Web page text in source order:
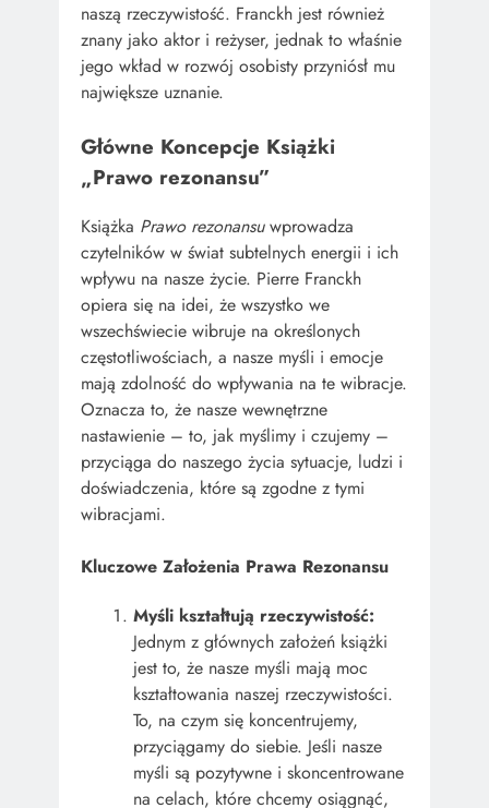
naszą rzeczywistość. Franckh jest również
znany jako aktor i reżyser, jednak to właśnie
jego wkład w rozwój osobisty przyniósł mu
największe uznanie.
Główne Koncepcje Książki
„Prawo rezonansu”
Książka Prawo rezonansuwprowadza
czytelników w świat subtelnych energii i ich
wpływu na nasze życie. Pierre Franckh
opiera się na idei, że wszystko we
wszechświecie wibruje na określonych
częstotliwościach, a nasze myśli i emocje
mają zdolność do wpływania na te wibracje.
Oznacza to, że nasze wewnętrzne
nastawienie – to, jak myślimy i czujemy –
przyciąga do naszego życia sytuacje, ludzi i
doświadczenia, które są zgodne z tymi
wibracjami.
Kluczowe Założenia Prawa Rezonansu
Myśli kształtują rzeczywistość:
Jednym z głównych założeń książki
jest to, że nasze myśli mają moc
kształtowania naszej rzeczywistości.
To, na czym się koncentrujemy,
przyciągamy do siebie. Jeśli nasze
myśli są pozytywne i skoncentrowane
na celach, które chcemy osiągnąć,